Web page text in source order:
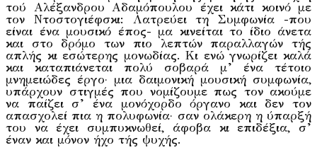
τού Αλέξανδρου Αδαμόπουλου έχει κάτι κοινό με
τον Ντοστογιέφσκι: Λατρεύει τη Συμφωνία -που
είναι ένα μουσικό έπος- μα κινείται το ίδιο άνετα
και στο δρόμο των πιο λεπτών παραλλαγών τής
απλής κι εσώτερης μονωδίας. Κι ενώ γνωρίζει καλά
και καταπιάνεται πολύ σοβαρά μ’ ένα τέτοιο
μνημειώδες έργο· μια δαιμονική μουσική συμφωνία,
υπάρχουν στιγμές που νομίζουμε πως τον ακούμε
να παίζει σ’ ένα μονόχορδο όργανο και δεν τον
απασχολεί πια η πολυφωνία· σαν ολάκερη η ύπαρξή
του να έχει συμπυκνωθεί, άφοβα κι επιδέξια, σ’
έναν και μόνον ήχο τής ψυχής.